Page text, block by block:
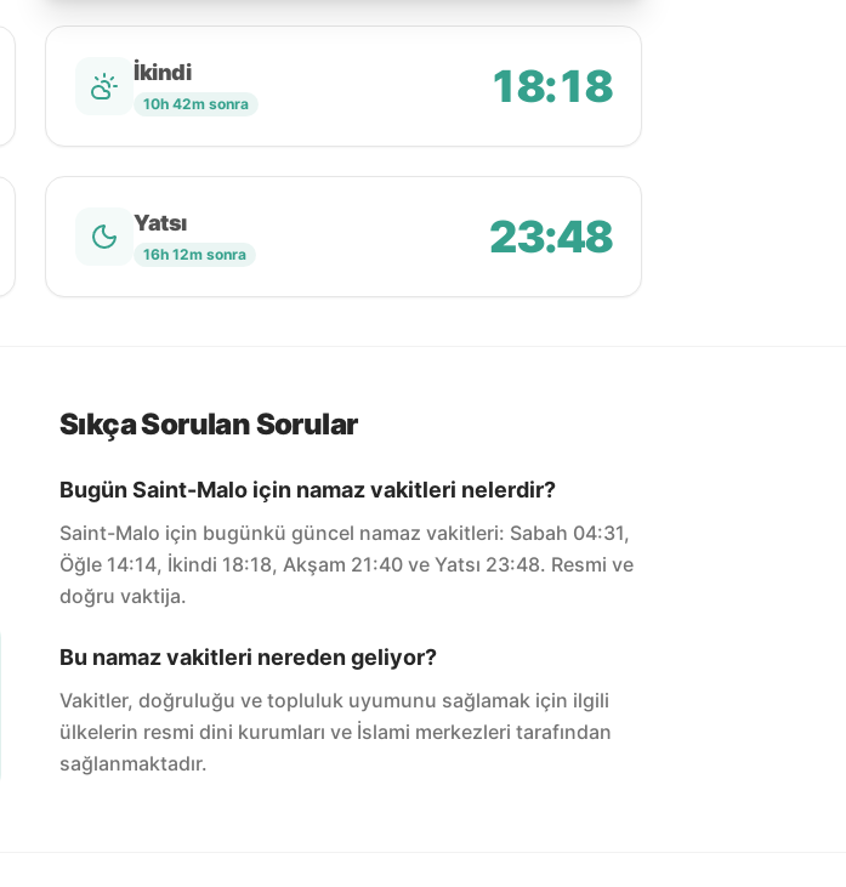
İkindi
10h 42m sonra 18:18
Yatsı
16h 12m sonra 23:48
Sıkça Sorulan Sorular
Bugün Saint-Malo için namaz vakitleri nelerdir?
Saint-Malo için bugünkü güncel namaz vakitleri: Sabah 04:31,
Öğle 14:14, İkindi 18:18, Akşam 21:40 ve Yatsı 23:48. Resmi ve
doğru vaktija.
Bu namaz vakitleri nereden geliyor?
Vakitler, doğruluğu ve topluluk uyumunu sağlamak için ilgili
ülkelerin resmi dini kurumları ve İslami merkezleri tarafından
sağlanmaktadır.